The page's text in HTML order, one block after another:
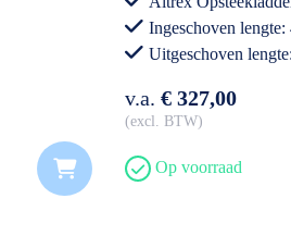
Ingeschoven lengte:
Uitgeschoven
v.a. € 327,00
excl. BTW
Op voorraad